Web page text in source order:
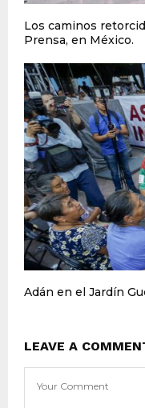
Los caminos
Prensa, en México.
Adán en el Jardín
LEAVE A